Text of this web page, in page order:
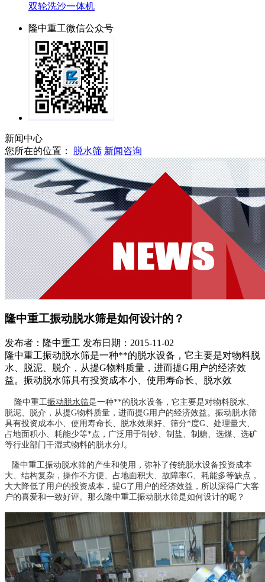
双轮洗沙一体机
隆中重工微信公众号
新闻中心
您所在的位置：
脱水筛 新闻咨询
隆中重工振动脱水筛是如何设计的？
发布者：隆中重工 发布日期：2015-11-02
隆中重工振动脱水筛是一种**的脱水设备，它主要是对物料脱
水、脱泥、脱介，从提G物料质量，进而提G用户的经济效
益。振动脱水筛具有投资成本小、使用寿命长、脱水效
隆中重工振动脱水筛是一种**的脱水设备，它主要是对物料脱水、
脱泥、脱介，从提G物料质量，进而提G用户的经济效益。振动脱水筛
具有投资成本小、使用寿命长、脱水效果好、筛分*度G、处理量大、
占地面积小、耗能少等*点，广泛用于制砂、制盐、制糖、选煤、选矿
等行业部门干湿式物料的脱水分J。
隆中重工振动脱水筛的产生和使用，弥补了传统脱水设备投资成本
大、结构复杂，操作不方便、占地面积大、故障率G、耗能多等缺点，
大大降低了用户的投资成本，提G了用户的经济效益，所以深得广大客
户的喜爱和一致好评。那么隆中重工振动脱水筛是如何设计的呢？